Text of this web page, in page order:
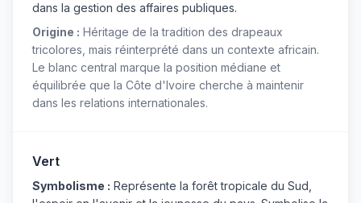
dans la gestion des affaires publiques.
Origine : Héritage de la tradition des drapeaux
tricolores, mais réinterprété dans un contexte africain.
Le blanc central marque la position médiane et
équilibrée que la Côte d'Ivoire cherche à maintenir
dans les relations internationales.
Vert
Symbolisme : Représente la forêt tropicale du Sud,